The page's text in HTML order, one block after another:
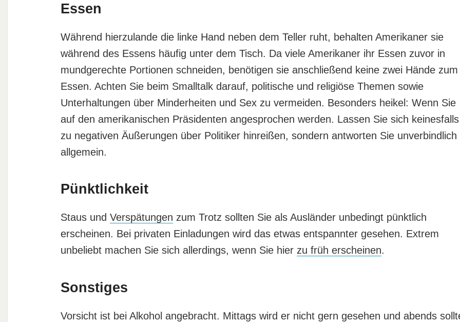
Essen
Während hierzulande die linke Hand neben dem Teller ruht, behalten Amerikaner sie
während des Essens häufig unter dem Tisch. Da viele Amerikaner ihr Essen zuvor in
mundgerechte Portionen schneiden, benötigen sie anschließend keine zwei Hände zum
Essen. Achten Sie beim Smalltalk darauf, politische und religiöse Themen sowie
Unterhaltungen über Minderheiten und Sex zu vermeiden. Besonders heikel: Wenn Sie
auf den amerikanischen Präsidenten angesprochen werden. Lassen Sie sich keinesfalls
zu negativen Äußerungen über Politiker hinreißen, sondern antworten Sie unverbindlich
allgemein.
Pünktlichkeit
Staus und Verspätungen zum Trotz sollten Sie als Ausländer unbedingt pünktlich
erscheinen. Bei privaten Einladungen wird das etwas entspannter gesehen. Extrem
unbeliebt machen Sie sich allerdings, wenn Sie hier zu früh erscheinen.
Sonstiges
Vorsicht ist bei Alkohol angebracht. Mittags wird er nicht gern gesehen und abends